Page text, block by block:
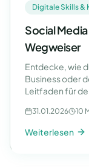
Digitale Skills &
Social
Wegweiser
Entdecke, wie
Business oder
Leitfaden für
31.01.2026 10
Weiterlesen